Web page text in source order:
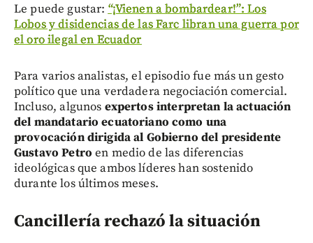
Le puede gustar: “¡Vienen a bombardear!”: Los
Lobos y disidencias de las Farc libran una guerra por
el oro ilegal en Ecuador
Para varios analistas, el episodio fue más un gesto
político que una verdadera negociación comercial.
Incluso, algunos expertos interpretan la actuación
del mandatario ecuatoriano como una
provocación dirigida al Gobierno del presidente
Gustavo Petro en medio de las diferencias
ideológicas que ambos líderes han sostenido
durante los últimos meses.
Cancillería rechazó la situación